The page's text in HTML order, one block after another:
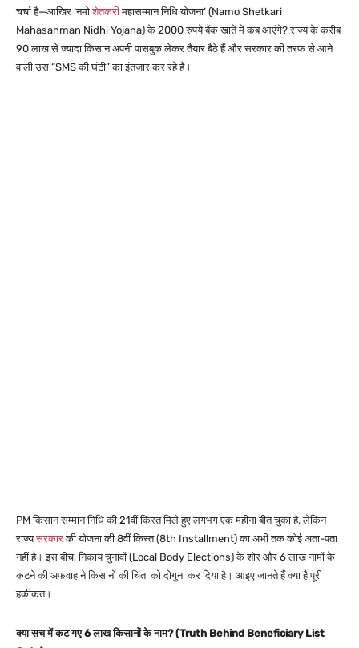
चर्चा है—आखिर ‘नमोशेतकरीमहासम्मान निधि योजना’ (Namo Shetkari
Mahasanman Nidhi Yojana) के 2000 रुपये बैंक खाते में कब आएंगे? राज्य के करीब
90 लाख से ज्यादा किसान अपनी पासबुक लेकर तैयार बैठे हैं और सरकार की तरफ से आने
वाली उस “SMS की घंटी” का इंतज़ार कर रहे हैं।
PM किसान सम्मान निधि की 21वीं किस्त मिले हुए लगभग एक महीना बीत चुका है, लेकिन
राज्यसरकारकी योजना की 8वीं किस्त (8th Installment) का अभी तक कोई अता-पता
नहीं है। इस बीच, निकाय चुनावों (Local Body Elections) के शोर और 6 लाख नामों के
कटने की अफवाह ने किसानों की चिंता को दोगुना कर दिया है। आइए जानते हैं क्या है पूरी
हकीकत।
क्या सच में कट गए 6 लाख किसानों के नाम? (Truth Behind Beneficiary List